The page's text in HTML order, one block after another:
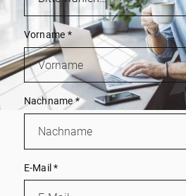
Vorname *
Nachname*
E-Mail*